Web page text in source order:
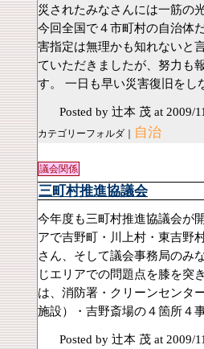
災されたみなさんには一筋の
今回全国で４市町村の自治体
害指定は無理かも知れないと
ていただきましたが、努力も
す。 一日も早い災害復旧を
Posted by 辻本 茂 at 2009/
カテゴリーフォルダ｜ 自治
議会関係
三町村推進協議会
今年度も三町村推進協議会が
アで吉野町・川上村・東吉野
さん、そして議会事務局のみ
じエリアでの問題点を膝を突
は、消防署・クリーンセンタ
施設）・吉野斎場の４箇所４
Posted by 辻本 茂 at 2009/